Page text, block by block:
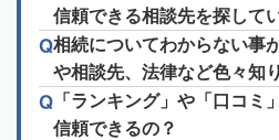
信頼できる相談先を探して
相続についてわからない事
や相談先、法律など色々知
「ランキング」や「口コミ
信頼できるの？